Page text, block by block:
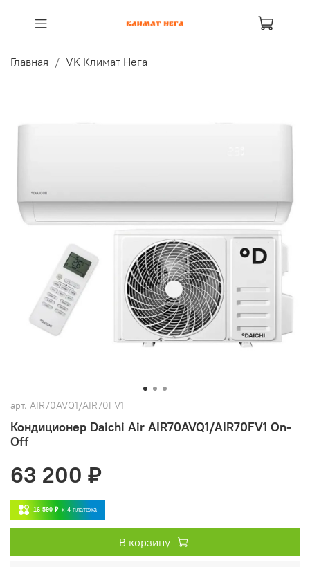
Главная VK Климат Нега
арт. AIR70AVQ1/AIR70FV1
Кондиционер Daichi Air AIR70AVQ1/AIR70FV1 On-
Off
63 200 ₽
16 590 ₽ x 4 платежа
В корзину